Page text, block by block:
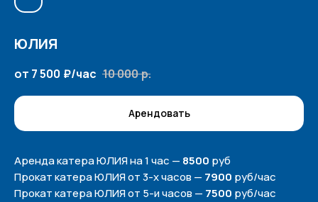
ЮЛИЯ
от 7 500 ₽/час 10 000р.
Арендовать
Аренда катера ЮЛИЯ на 1 час — 8500 руб
Прокат катера ЮЛИЯ от 3-х часов — 7900 руб/чаc
Прокат катера ЮЛИЯ от 5-и часов — 7500 руб/чаc